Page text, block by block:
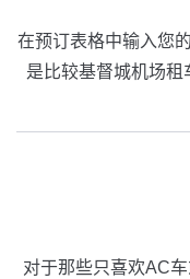
在预订表格中输入您
是比较基督城机场
对于那些只喜欢AC